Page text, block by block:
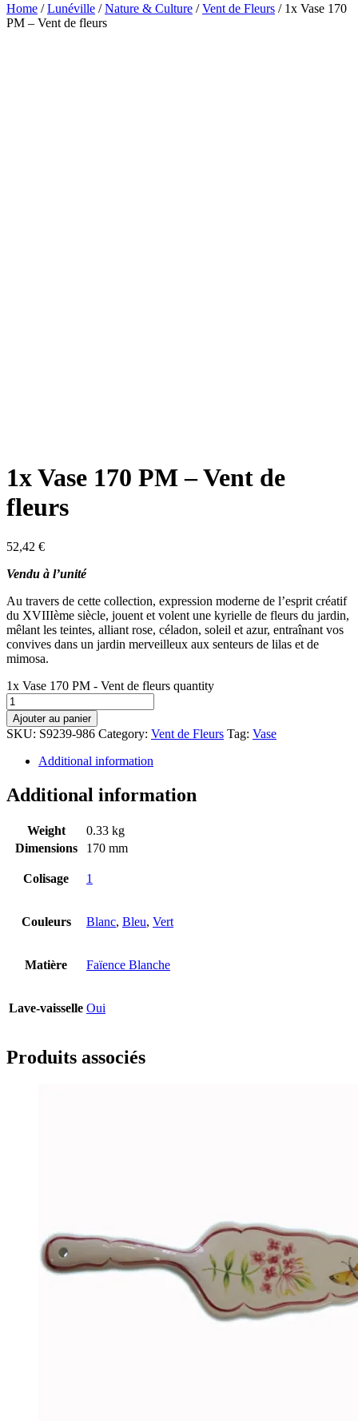
Home /Lunéville /Nature & Culture /Vent de Fleurs / 1x Vase 170
PM – Vent de fleurs
1x Vase 170 PM – Vent de
fleurs
52,42 €
Vendu à l’unité
Au travers de cette collection, expression moderne de l’esprit créatif
du XVIIIème siècle, jouent et volent une kyrielle de fleurs du jardin,
mêlant les teintes, alliant rose, céladon, soleil et azur, entraînant vos
convives dans un jardin merveilleux aux senteurs de lilas et de
mimosa.
1x Vase 170 PM - Vent de fleurs quantity
Ajouter au panier
SKU: S9239-986 Category: Vent de Fleurs Tag: Vase
Additional information
Additional information
Weight
0.33 kg
Dimensions
170 mm
Colisage 1
Couleurs Blanc, Bleu, Vert
Matière Faïence Blanche
Lave-vaisselle Oui
Produits associés